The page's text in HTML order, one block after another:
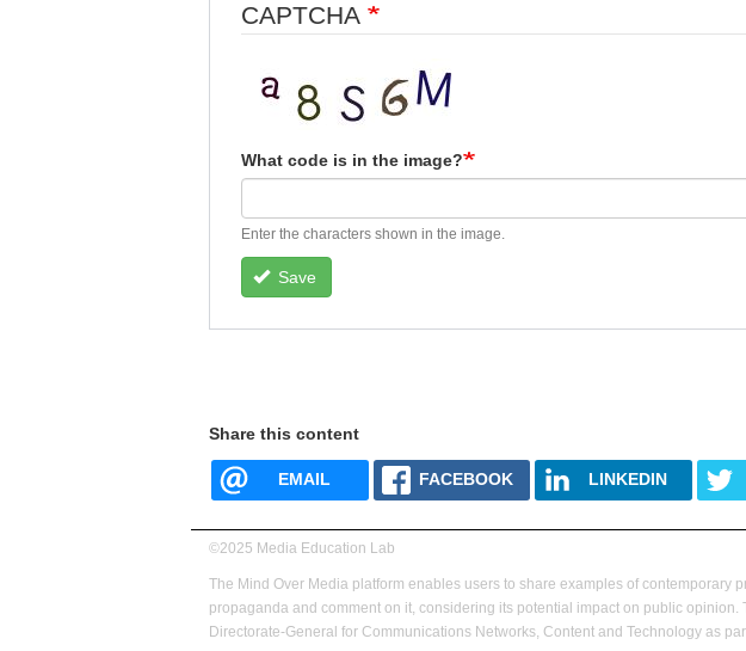
CAPTCHA
What code is in the image?
Enter the characters shown in the image.
Save
Share this content
EMAIL FACEBOOK LINKEDIN
©2025 Media Education Lab
footer
menu
The Mind Over Media platform enables users to share examples of
propaganda and comment on it, considering its potential impact on public opinion.
Directorate-General for Communications Networks, Content and Technology as